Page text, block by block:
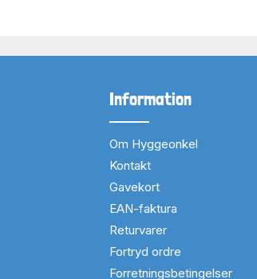
Information
Om Hyggeonkel
Kontakt
Gavekort
EAN-faktura
Returvarer
Fortryd ordre
Forretningsbetingelser